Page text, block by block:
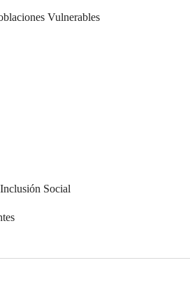
Vulnerables
Social